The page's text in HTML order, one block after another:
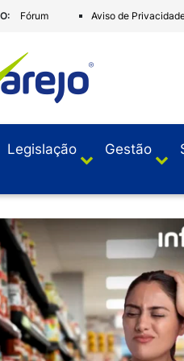
Fórum Aviso de
Legislação Gestão